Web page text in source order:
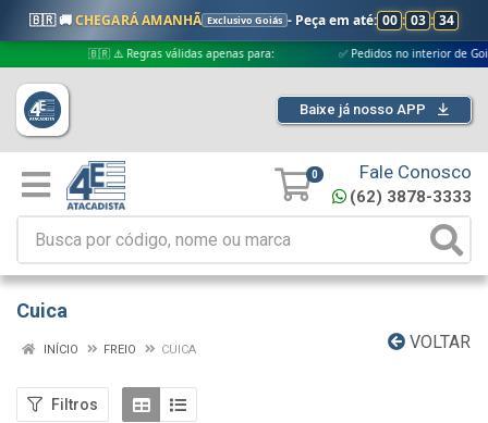
🇧🇷 🚚CHEGARÁ AMANHÃ Exclusivo Goiás - Peça em até: 00 : 03 : 34
🇧🇷 ⚠️ Regras válidas apenas para: ✅ Pedidos no interior de Goiás
Baixe já nosso APP
0 Fale Conosco
(62) 3878-3333
Cuica
VOLTAR
INÍCIO FREIO CUICA
Filtros